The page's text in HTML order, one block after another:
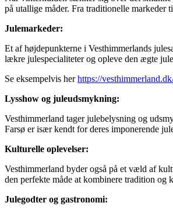
på utallige måder. Fra traditionelle
Julemarkeder:
Et af højdepunkterne i Vesthimmerlands
lækre julespecialiteter og opleve den ægte
Se eksempelvis herhttps://
Lysshow og juleudsmykning:
Vesthimmerland tager julebelysning og
Farsø er især kendt for deres imponerende
Kulturelle oplevelser:
Vesthimmerland byder også på et væld af
den perfekte måde at kombinere tradition og
Julegodter og gastronomi: